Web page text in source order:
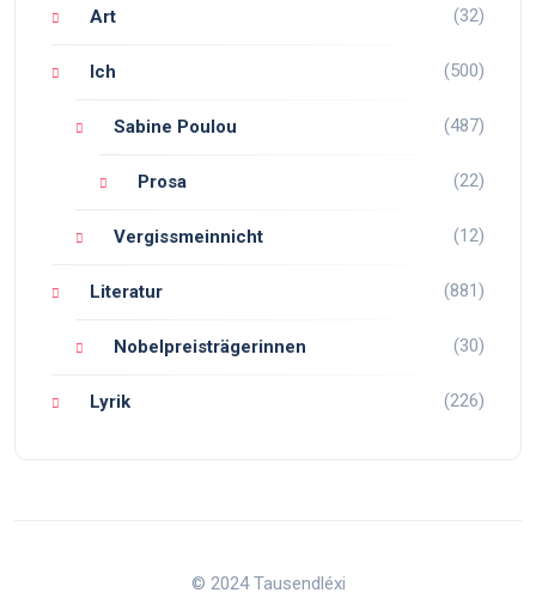
Art (32)
Ich (500)
Sabine Poulou (487)
Prosa (22)
Vergissmeinnicht (12)
Literatur (881)
Nobelpreisträgerinnen (30)
Lyrik (226)
© 2024 Tausendléxi